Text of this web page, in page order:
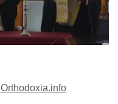
Orthodoxia.info